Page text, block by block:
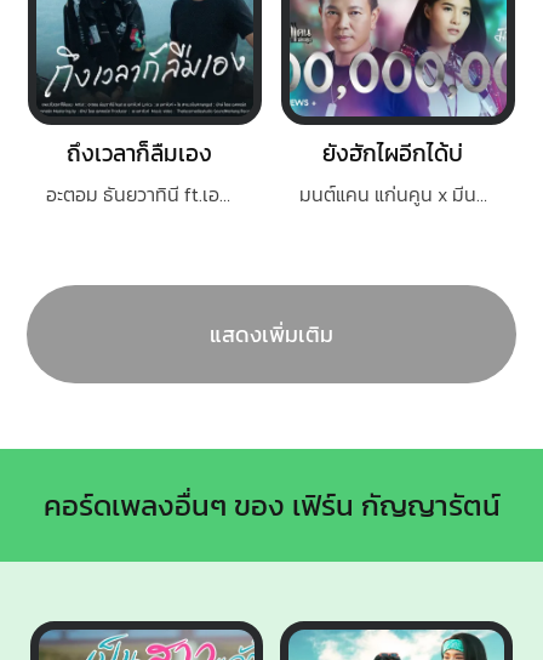
ถึงเวลาก็ลืมเอง
อะตอม ธันยวาทินี ft.เอ มหาหิงค์
ยังฮักไผอีกได้บ่
มนต์แคน แก่นคูน x มีนตรา อินทิรา
แสดงเพิ่มเติม
คอร์ดเพลงอื่นๆ ของ เฟิร์น กัญญารัตน์